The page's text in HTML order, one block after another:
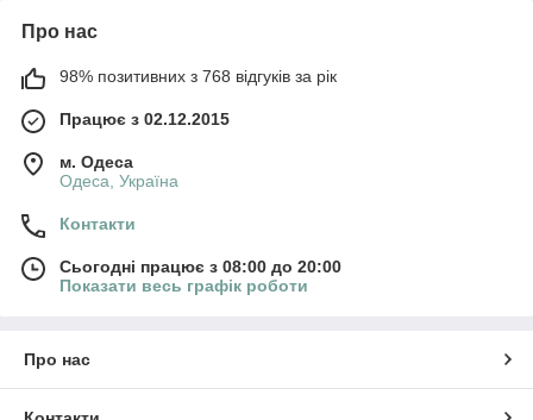
Про нас
98% позитивних з 768 відгуків за рік
Працює з 02.12.2015
м. Одеса
Одеса, Україна
Контакти
Сьогодні працює з 08:00 до 20:00
Показати весь графік роботи
Про нас